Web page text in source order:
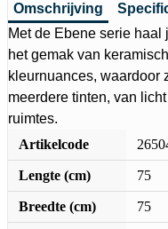
Omschrijving
Met de Ebene serie
het gemak van
kleurnuances, waardoor
meerdere tinten, van
ruimtes.
Artikelcode
Lengte (cm) 75
Breedte (cm) 75